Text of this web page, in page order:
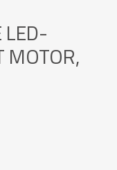
LED-
MOTOR,